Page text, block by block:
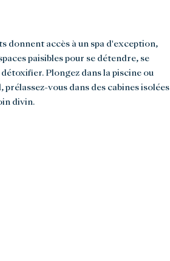
donnent accès à un spa d'exception,
paisibles pour se détendre, se
Plongez dans la piscine ou
prélassez-vous dans des cabines isolées
divin.